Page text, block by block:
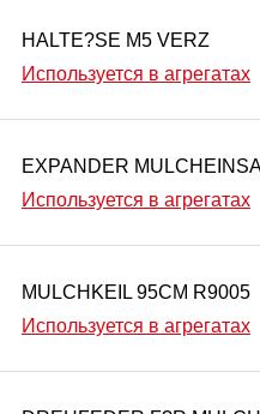
HALTE?SE M5 VERZ
Используется в агрегатах
EXPANDER
Используется в агрегатах
MULCHKEIL 95CM R9005
Используется в агрегатах